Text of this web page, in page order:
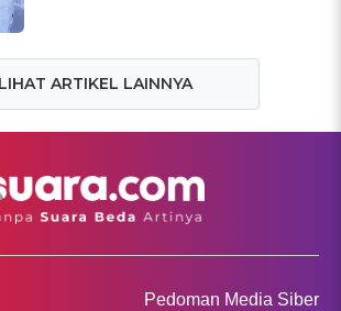
LIHAT ARTIKEL LAINNYA
Pedoman Media Siber